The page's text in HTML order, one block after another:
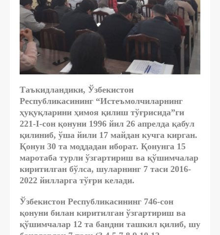
Таъкидландики, Ўзбекистон
Республикасининг “Истеъмолчиларнинг
ҳуқуқларини ҳимоя қилиш тўғрисида”ги
221-I-сон қонуни 1996 йил 26 апрелда қабул
қилиниб, ўша йили 17 майдан кучга кирган.
Қонун 30 та моддадан иборат. Қонунга 15
маротаба турли ўзгартириш ва қўшимчалар
киритилган бўлса, шуларнинг 7 таси 2016-
2022 йилларга тўғри келади.
Ўзбекистон Республикасининг 746-сон
қонуни билан киритилган ўзгартириш ва
қўшимчалар 12 та бандни ташкил қилиб, шу